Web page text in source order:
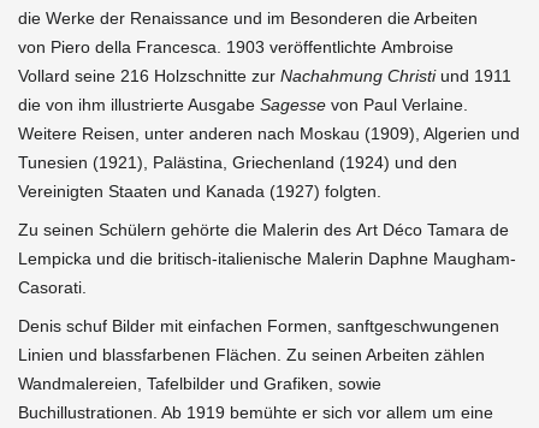
die Werke der Renaissance und im Besonderen die Arbeiten
von Piero della Francesca. 1903 veröffentlichte Ambroise
Vollard seine 216 Holzschnitte zur Nachahmung Christiund 1911
die von ihm illustrierte Ausgabe Sagesse von Paul Verlaine.
Weitere Reisen, unter anderen nach Moskau (1909), Algerien und
Tunesien (1921), Palästina, Griechenland (1924) und den
Vereinigten Staaten und Kanada (1927) folgten.
Zu seinen Schülern gehörte die Malerin des Art Déco Tamara de
Lempicka und die britisch-italienische Malerin Daphne Maugham-
Casorati.
Denis schuf Bilder mit einfachen Formen, sanftgeschwungenen
Linien und blassfarbenen Flächen. Zu seinen Arbeiten zählen
Wandmalereien, Tafelbilder und Grafiken, sowie
Buchillustrationen. Ab 1919 bemühte er sich vor allem um eine